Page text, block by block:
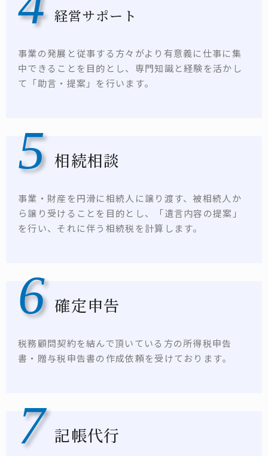
経営サポート
事業の発展と従事する方々がより有意義に仕事に集
中できることを目的とし、専門知識と経験を活かし
て「助言・提案」を行います。
5 相続相談
事業・財産を円滑に相続人に譲り渡す、被相続人か
ら譲り受けることを目的とし、「遺言内容の提案」
を行い、それに伴う相続税を計算します。
6 確定申告
税務顧問契約を結んで頂いている方の所得税申告
書・贈与税申告書の作成依頼を受けております。
7 記帳代行